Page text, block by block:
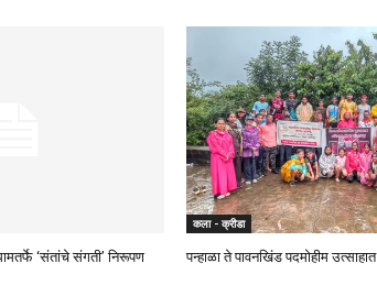
‘संतांचे संगती’ निरूपण
कला - क्रीडा
पन्हाळा ते पावनखिंड पदमोहीम उत्साहात